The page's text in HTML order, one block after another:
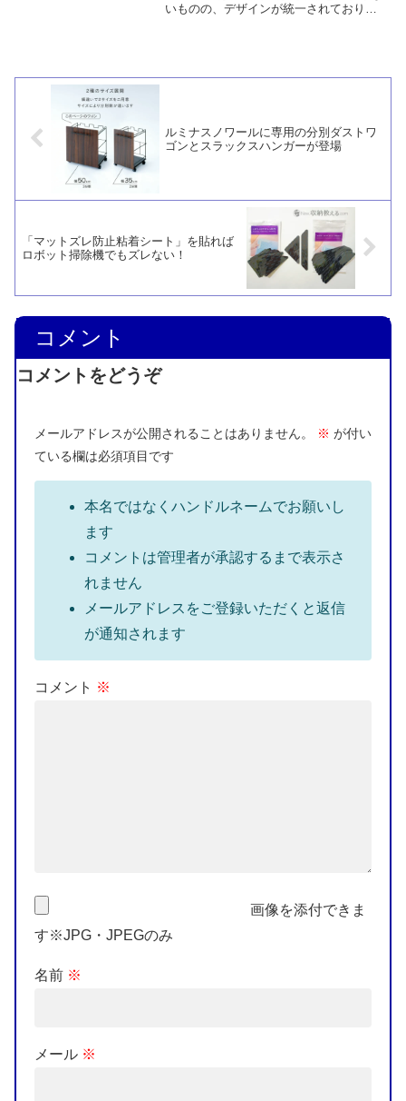
いものの、デザインが統一されており、
ルミナスノワールに専用の分別ダストワ
ゴンとスラックスハンガーが登場
「マットズレ防止粘着シート」を貼れば
ロボット掃除機でもズレない！
コメント
コメントをどうぞ
メールアドレスが公開されることはありません。 ※ が付い
ている欄は必須項目です
本名ではなくハンドルネームでお願いし
ます
コメントは管理者が承認するまで表示さ
れません
メールアドレスをご登録いただくと返信
が通知されます
コメント ※
画像を添付できま
す※JPG・JPEGのみ
名前 ※
メール ※